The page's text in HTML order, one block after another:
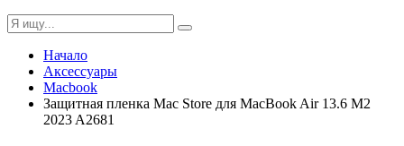
Начало
Аксессуары
Macbook
Защитная пленка Mac Store для MacBook Air 13.6 M2
2023 A2681